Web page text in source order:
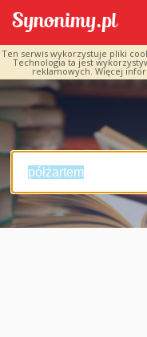
Ten serwis wykorzystuje pliki
Technologia ta jest
reklamowych. Więcej